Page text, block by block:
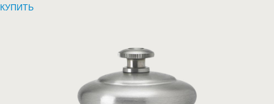
КУПИТЬ